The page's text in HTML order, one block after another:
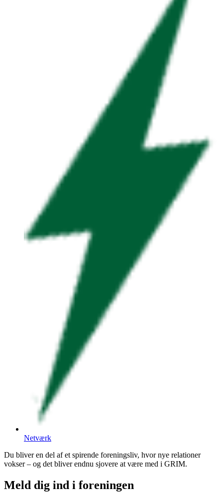
Netværk
Du bliver en del af et spirende foreningsliv, hvor nye relationer
vokser – og det bliver endnu sjovere at være med i GRIM.
Meld dig ind i foreningen